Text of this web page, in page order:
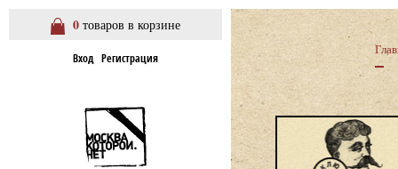
0 товаров в корзине
Вход Регистрация